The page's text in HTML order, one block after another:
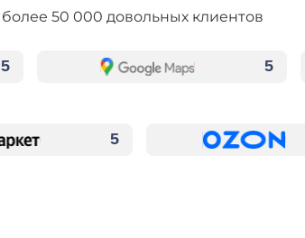
более 50 000 довольных клиентов
5 5
5